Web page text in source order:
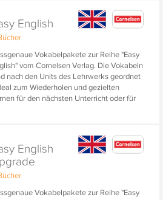
English
Vokabelpakete zur Reihe "Easy
vom Cornelsen Verlag. Die Vokabeln
nach den Units des Lehrwerks geordnet
zum Wiederholen und gezielten
für den nächsten Unterricht oder für
nächsten Urlaub.
English
Vokabelpakete zur Reihe "Easy